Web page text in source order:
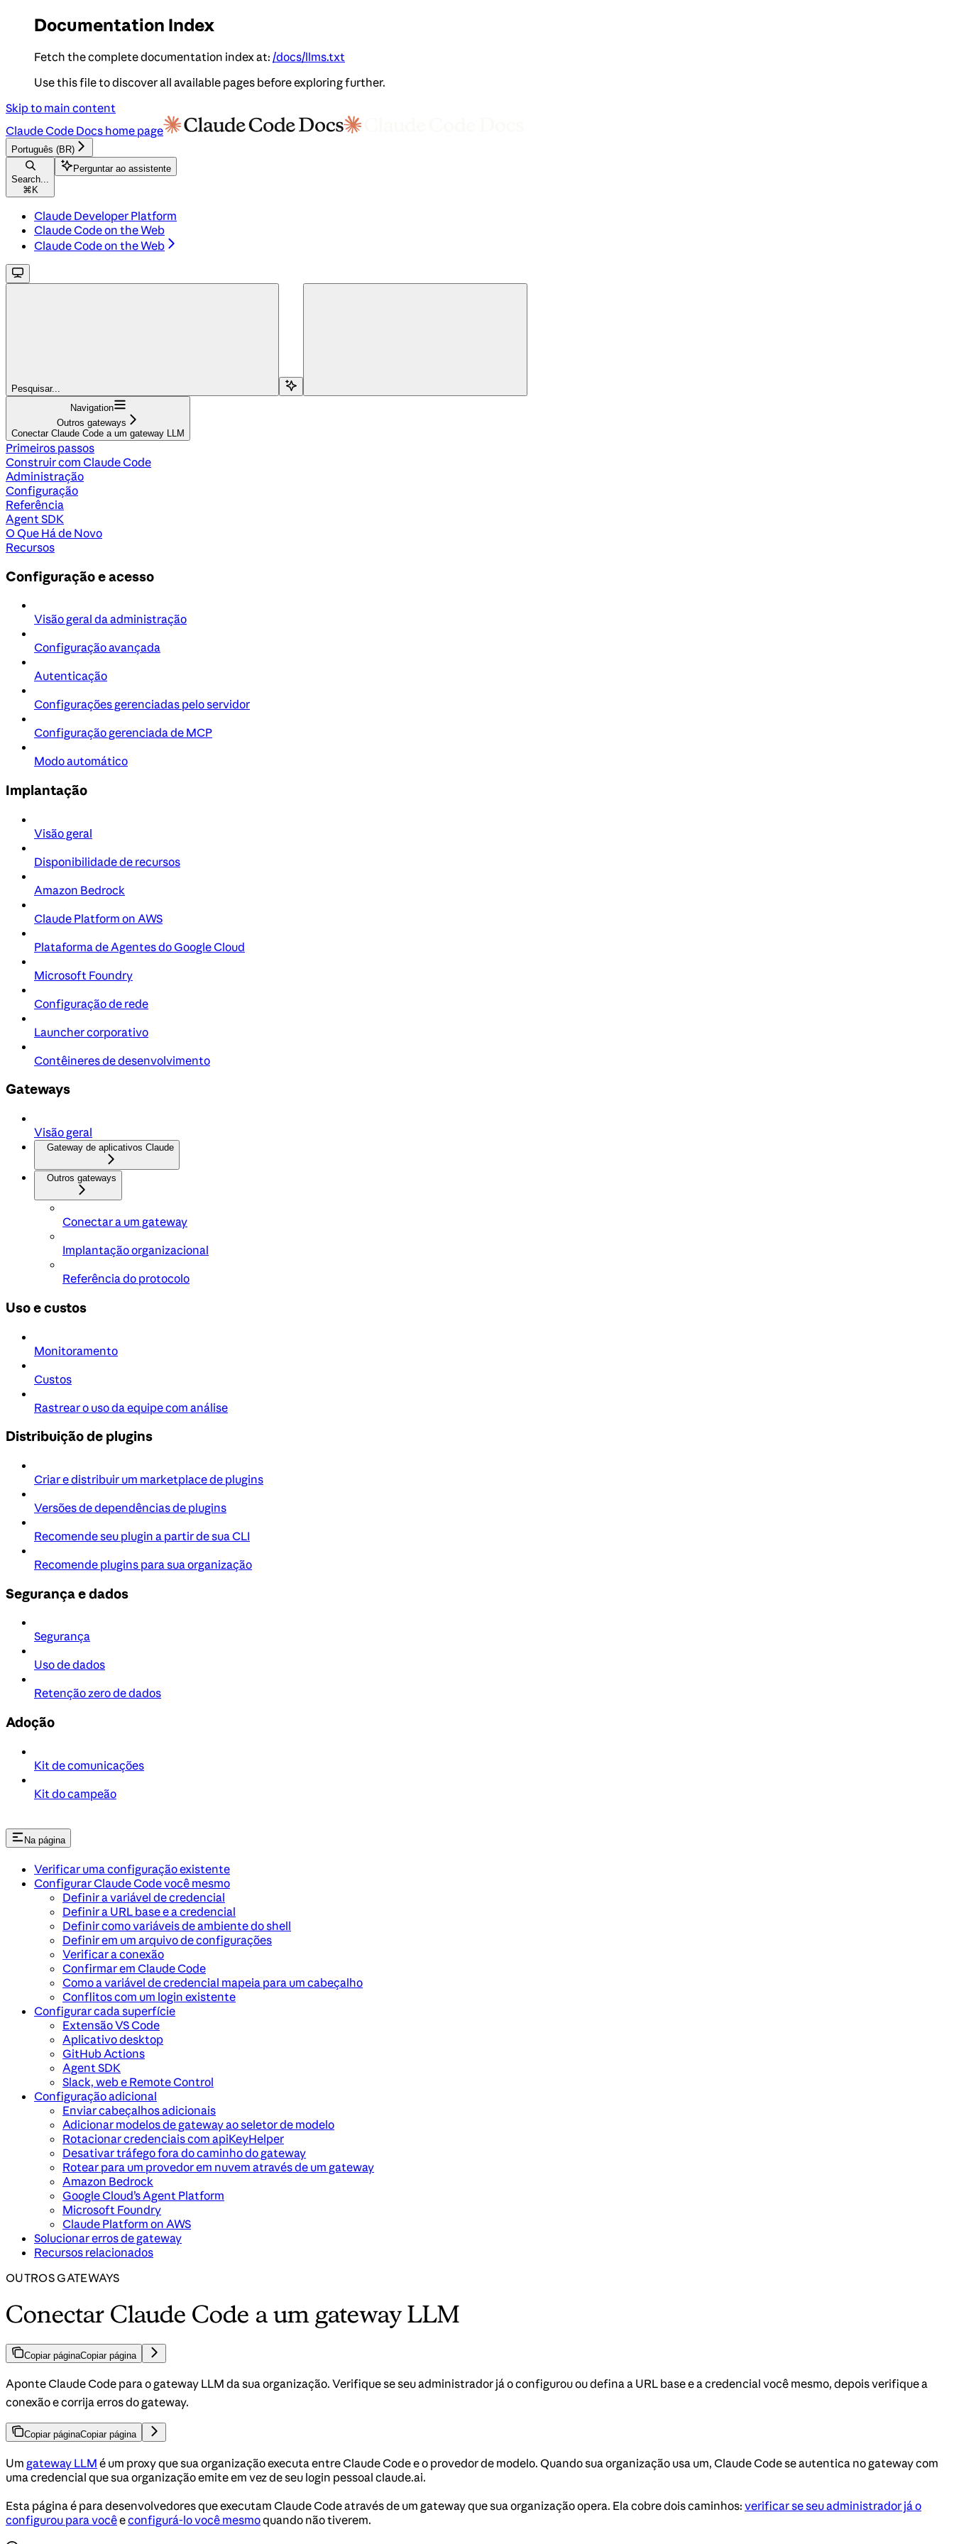
Documentation Index
Fetch the complete documentation index at: /docs/llms.txt
Use this file to discover all available pages before exploring further.
Skip to main content
Claude Code Docs home page
Português (BR)
Search...
⌘ K
Perguntar ao assistente
Claude Developer Platform
Claude Code on the Web
Claude Code on the Web
Pesquisar...
Navigation
Outros gateways
Conectar Claude Code a um gateway LLM
Primeiros passos
Construir com Claude Code
Administração
Configuração
Referência
Agent SDK
O Que Há de Novo
Recursos
Configuração e acesso
Visão geral da administração
Configuração avançada
Autenticação
Configurações gerenciadas pelo servidor
Configuração gerenciada de MCP
Modo automático
Implantação
Visão geral
Disponibilidade de recursos
Amazon Bedrock
Claude Platform on AWS
Plataforma de Agentes do Google Cloud
Microsoft Foundry
Configuração de rede
Launcher corporativo
Contêineres de desenvolvimento
Gateways
Visão geral
Gateway de aplicativos Claude
Outros gateways
Conectar a um gateway
Implantação organizacional
Referência do protocolo
Uso e custos
Monitoramento
Custos
Rastrear o uso da equipe com análise
Distribuição de plugins
Criar e distribuir um marketplace de plugins
Versões de dependências de plugins
Recomende seu plugin a partir de sua CLI
Recomende plugins para sua organização
Segurança e dados
Segurança
Uso de dados
Retenção zero de dados
Adoção
Kit de comunicações
Kit do campeão
Na página
Verificar uma configuração existente
Configurar Claude Code você mesmo
Definir a variável de credencial
Definir a URL base e a credencial
Definir como variáveis de ambiente do shell
Definir em um arquivo de configurações
Verificar a conexão
Confirmar em Claude Code
Como a variável de credencial mapeia para um cabeçalho
Conflitos com um login existente
Configurar cada superfície
Extensão VS Code
Aplicativo desktop
GitHub Actions
Agent SDK
Slack, web e Remote Control
Configuração adicional
Enviar cabeçalhos adicionais
Adicionar modelos de gateway ao seletor de modelo
Rotacionar credenciais com apiKeyHelper
Desativar tráfego fora do caminho do gateway
Rotear para um provedor em nuvem através de um gateway
Amazon Bedrock
Google Cloud’s Agent Platform
Microsoft Foundry
Claude Platform on AWS
Solucionar erros de gateway
Recursos relacionados
OUTROS GATEWAYS
Conectar Claude Code a um gateway LLM
Copiar páginaCopiar página
Aponte Claude Code para o gateway LLM da sua organização. Verifique se seu administrador já o configurou ou defina a URL base e a credencial você mesmo, depois verifique a
conexão e corrija erros do gateway.
Copiar páginaCopiar página
Um gateway LLM é um proxy que sua organização executa entre Claude Code e o provedor de modelo. Quando sua organização usa um, Claude Code se autentica no gateway com
uma credencial que sua organização emite em vez de seu login pessoal claude.ai.
Esta página é para desenvolvedores que executam Claude Code através de um gateway que sua organização opera. Ela cobre dois caminhos: verificar se seu administrador já o
configurou para vocêeconfigurá-lo você mesmoquando não tiverem.